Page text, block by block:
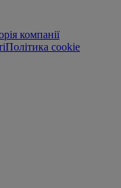
компанії
Політика cookie